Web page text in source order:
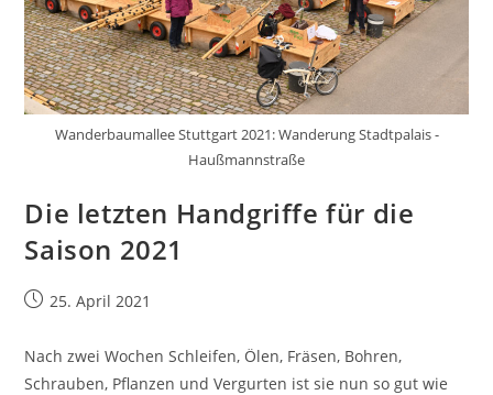
Wanderbaumallee Stuttgart 2021: Wanderung Stadtpalais -
Haußmannstraße
Die letzten Handgriffe für die
Saison 2021
25. April 2021
Nach zwei Wochen Schleifen, Ölen, Fräsen, Bohren,
Schrauben, Pflanzen und Vergurten ist sie nun so gut wie